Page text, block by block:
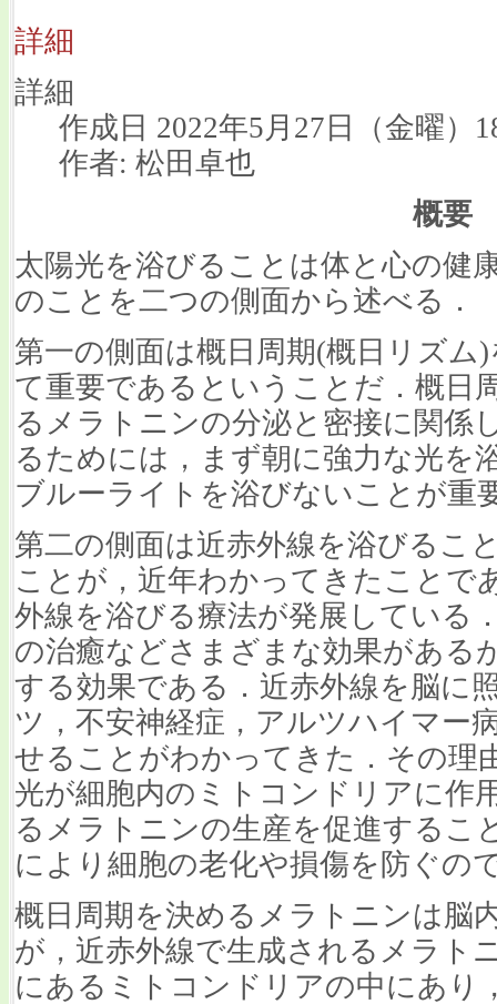
詳細
詳細
作成日 2022年5月27日（金曜）
作者: 松田卓也
概要
太陽光を浴びることは体と心の健
のことを二つの側面から述べる．
第一の側面は概日周期(概日リズ
て重要であるということだ．概日
るメラトニンの分泌と密接に関係
るためには，まず朝に強力な光を
ブルーライトを浴びないことが重
第二の側面は近赤外線を浴びるこ
ことが，近年わかってきたことで
外線を浴びる療法が発展している
の治癒などさまざまな効果がある
する効果である．近赤外線を脳に
ツ，不安神経症，アルツハイマー
せることがわかってきた．その理
光が細胞内のミトコンドリアに作
るメラトニンの生産を促進するこ
により細胞の老化や損傷を防ぐの
概日周期を決めるメラトニンは脳
が，近赤外線で生成されるメラト
にあるミトコンドリアの中にあり